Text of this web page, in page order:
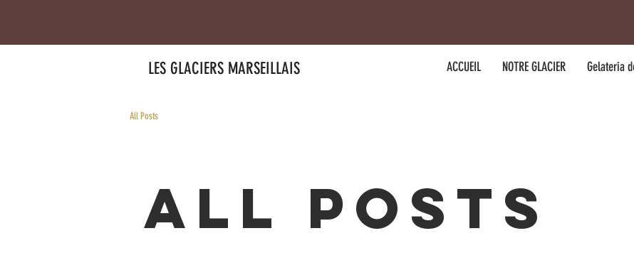
LES GLACIERS MARSEILLAIS ACCUEIL NOTRE GLACIER Gelateria
All Posts
All Posts